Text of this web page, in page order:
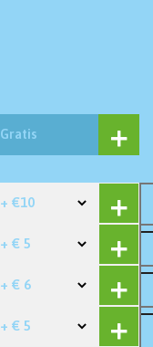
Gratis
+ €10
+ € 5
+ € 6
+ € 5